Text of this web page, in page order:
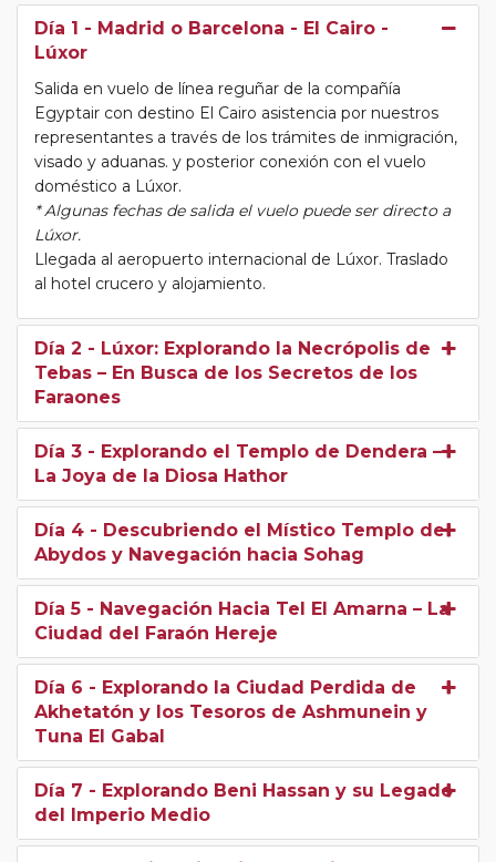
Día 1 - Madrid o Barcelona - El Cairo -
Lúxor
Salida en vuelo de línea reguñar de la compañía
Egyptair con destino El Cairo asistencia por nuestros
representantes a través de los trámites de inmigración,
visado y aduanas. y posterior conexión con el vuelo
doméstico a Lúxor.
* Algunas fechas de salida el vuelo puede ser directo a
Lúxor.
Llegada al aeropuerto internacional de Lúxor. Traslado
al hotel crucero y alojamiento.
Día 2 - Lúxor: Explorando la Necrópolis de
Tebas – En Busca de los Secretos de los
Faraones
Día 3 - Explorando el Templo de Dendera –
La Joya de la Diosa Hathor
Día 4 - Descubriendo el Místico Templo de
Abydos y Navegación hacia Sohag
Día 5 - Navegación Hacia Tel El Amarna – La
Ciudad del Faraón Hereje
Día 6 - Explorando la Ciudad Perdida de
Akhetatón y los Tesoros de Ashmunein y
Tuna El Gabal
Día 7 - Explorando Beni Hassan y su Legado
del Imperio Medio